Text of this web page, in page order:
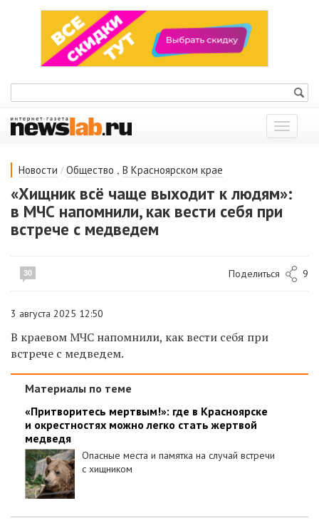
Показать
меню
Новости / Общество , В Красноярском крае
«Хищник всё чаще выходит к людям»:
в МЧС напомнили, как вести себя при
встрече с медведем
30 Поделиться 9
3 августа 2025 12:50
В краевом МЧС напомнили, как вести себя при
встрече с медведем.
Материалы по теме
«Притворитесь мертвым!»: где в Красноярске
и окрестностях можно легко стать жертвой
медведя
Опасные места и памятка на случай встречи
с хищником